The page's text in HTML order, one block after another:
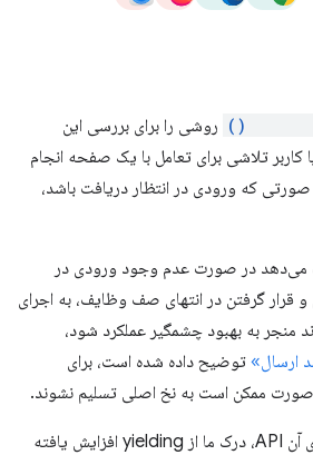
روشی را برای بررسی این
تلاشی برای تعامل با یک صفحه انجام
که ورودی در انتظار دریافت باشد،
در صورت عدم وجود ورودی در
گرفتن در انتهای صف وظایف، به اجرای
به بهبود چشمگیر عملکرد شود،
توضیح داده شده است، برای
ممکن است به نخ اصلی تسلیم نشوند.
با این حال، از زمان راه‌اندازی آن API، درک ما از yielding افزایش یافته